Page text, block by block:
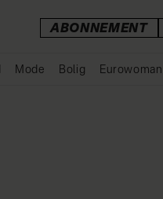
ABONNEMENT
Mode Bolig Eurowoman